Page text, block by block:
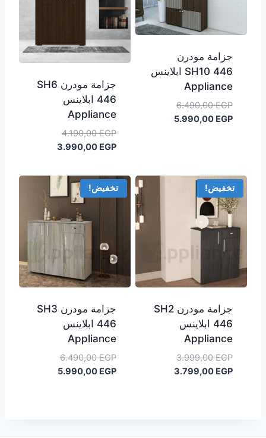
جزامة مودرن
SH10 446 ابلاينس
Appliance
6.490,00EGP
السعر
الأصلي5.990,00 EGP
جزامة مودرن SH6
446 ابلاينس
Appliance
4.190,00EGP
السعر
الأصلي
4.190,00 EGP.
3.990,00 EGP
السعر
هو:
3.990,00 EGP.
تخفيض!
جزامة مودرن SH2
446 ابلاينس
Appliance
3.999,00EGP
السعر
الأصلي3.799,00 EGP
السعر
تخفيض!
جزامة مودرن SH3
446 ابلاينس
Appliance
6.490,00EGP
السعر
الأصلي5.990,00 EGP